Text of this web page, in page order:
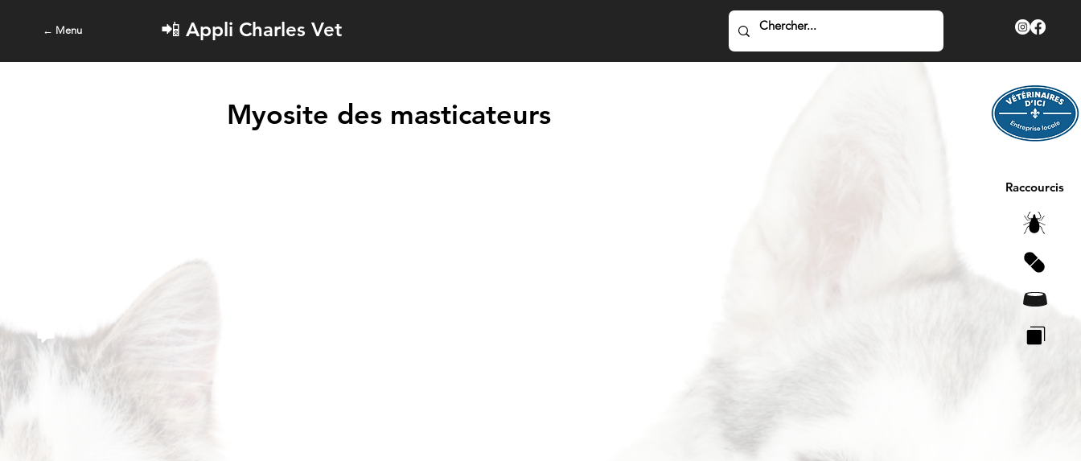
← Menu 📲 Appli Charles Vet
Raccourcis
Myosite des masticateurs